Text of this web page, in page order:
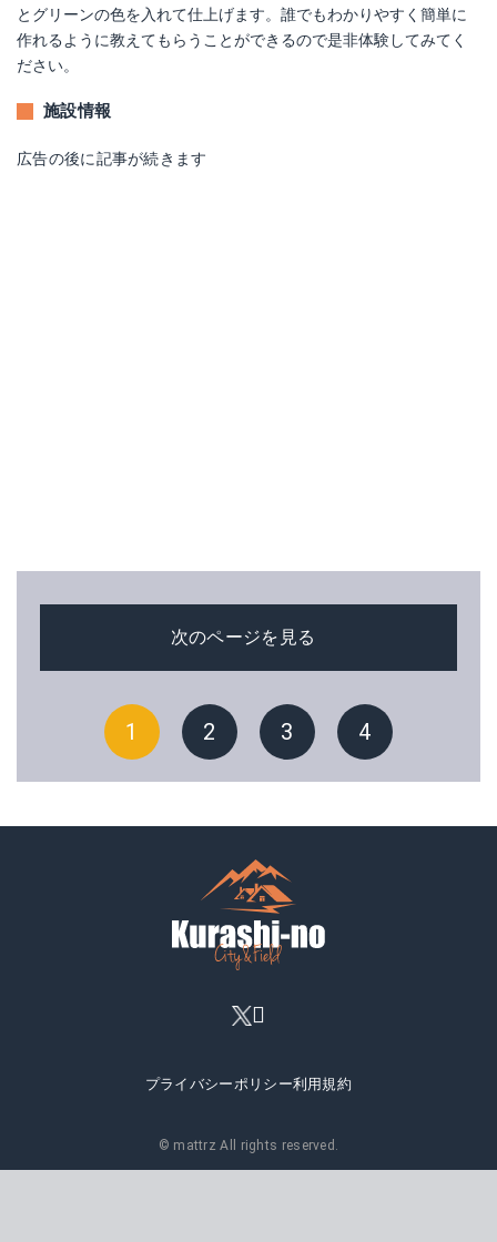
とグリーンの色を入れて仕上げます。誰でもわかりやすく簡単に
作れるように教えてもらうことができるので是非体験してみてく
ださい。
施設情報
広告の後に記事が続きます
次のページを見る
1 2 3 4
プライバシーポリシー利用規約
© mattrz All rights reserved.